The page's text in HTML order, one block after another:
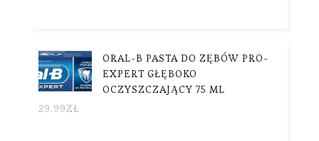
ORAL-B PASTA DO ZĘBÓW PRO-
EXPERT GŁĘBOKO
OCZYSZCZAJĄCY 75 ML
29.99ZŁ